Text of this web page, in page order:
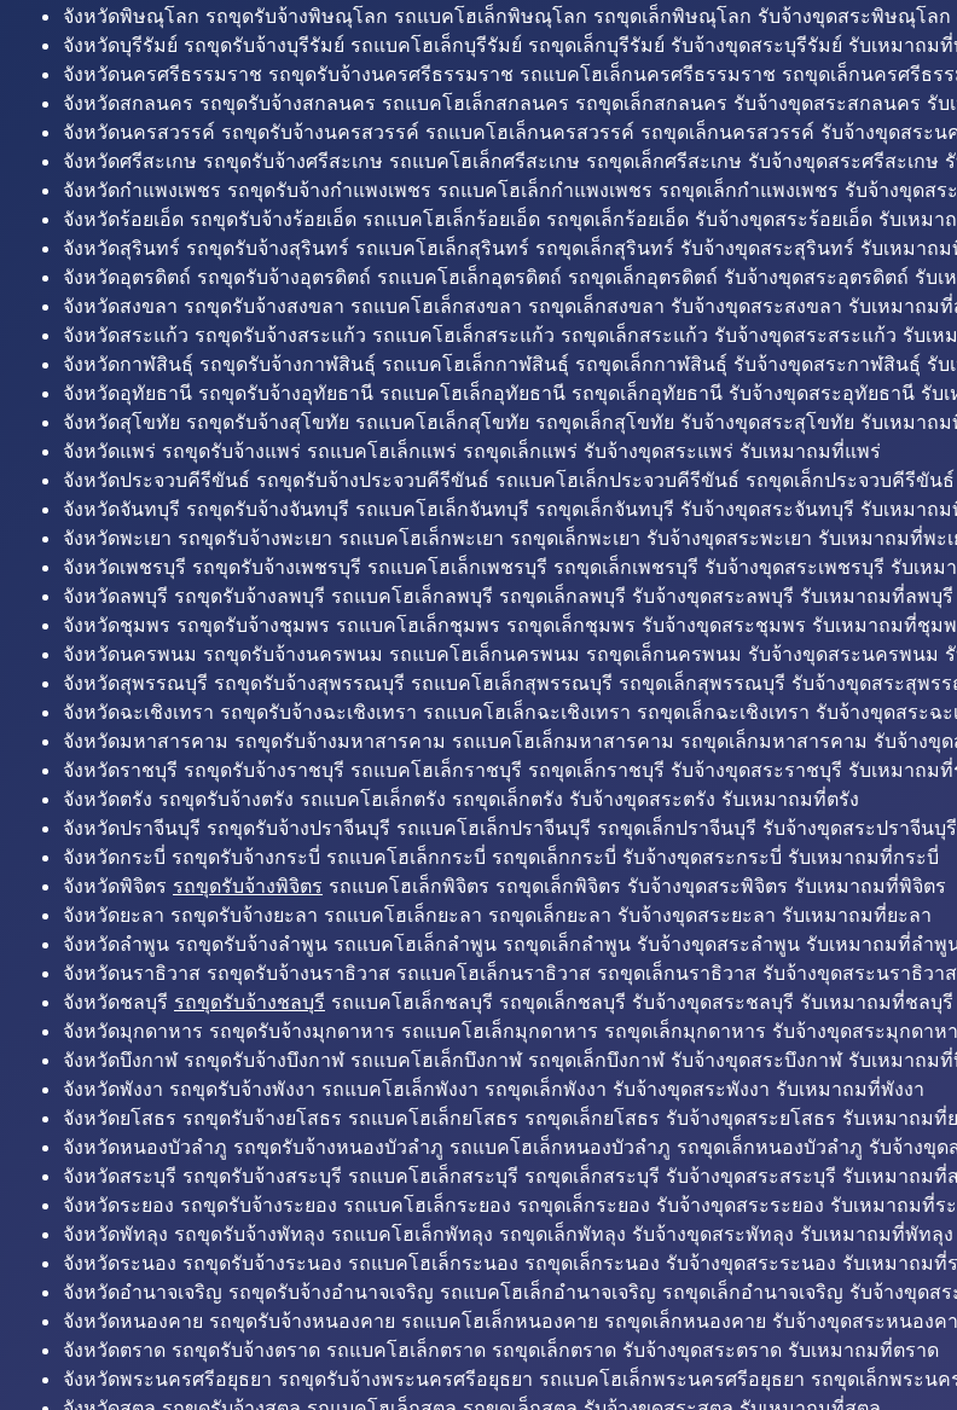
จังหวัดพิษณุโลก รถขุดรับจ้างพิษณุโลก รถแบคโฮเล็กพิษณุโลก รถขุดเล็กพิษณุโลก รับจ้างขุดสระพิษณุโล
จังหวัดบุรีรัมย์ รถขุดรับจ้างบุรีรัมย์ รถแบคโฮเล็กบุรีรัมย์ รถขุดเล็กบุรีรัมย์ รับจ้างขุดสระบุรีรัมย์ รับเหมาถม
จังหวัดนครศรีธรรมราช รถขุดรับจ้างนครศรีธรรมราช รถแบคโฮเล็กนครศรีธรรมราช รถขุดเล็กนครศรีธ
จังหวัดสกลนคร รถขุดรับจ้างสกลนคร รถแบคโฮเล็กสกลนคร รถขุดเล็กสกลนคร รับจ้างขุดสระสกลนคร รั
จังหวัดนครสวรรค์ รถขุดรับจ้างนครสวรรค์ รถแบคโฮเล็กนครสวรรค์ รถขุดเล็กนครสวรรค์ รับจ้างขุดสระ
จังหวัดศรีสะเกษ รถขุดรับจ้างศรีสะเกษ รถแบคโฮเล็กศรีสะเกษ รถขุดเล็กศรีสะเกษ รับจ้างขุดสระศรีสะเกษ
จังหวัดกำแพงเพชร รถขุดรับจ้างกำแพงเพชร รถแบคโฮเล็กกำแพงเพชร รถขุดเล็กกำแพงเพชร รับจ้างขุดส
จังหวัดร้อยเอ็ด รถขุดรับจ้างร้อยเอ็ด รถแบคโฮเล็กร้อยเอ็ด รถขุดเล็กร้อยเอ็ด รับจ้างขุดสระร้อยเอ็ด รับเหมา
จังหวัดสุรินทร์ รถขุดรับจ้างสุรินทร์ รถแบคโฮเล็กสุรินทร์ รถขุดเล็กสุรินทร์ รับจ้างขุดสระสุรินทร์ รับเหมาถ
จังหวัดอุตรดิตถ์ รถขุดรับจ้างอุตรดิตถ์ รถแบคโฮเล็กอุตรดิตถ์ รถขุดเล็กอุตรดิตถ์ รับจ้างขุดสระอุตรดิตถ์ รับ
จังหวัดสงขลา รถขุดรับจ้างสงขลา รถแบคโฮเล็กสงขลา รถขุดเล็กสงขลา รับจ้างขุดสระสงขลา รับเหมาถม
จังหวัดสระแก้ว รถขุดรับจ้างสระแก้ว รถแบคโฮเล็กสระแก้ว รถขุดเล็กสระแก้ว รับจ้างขุดสระสระแก้ว รับเห
จังหวัดกาฬสินธุ์ รถขุดรับจ้างกาฬสินธุ์ รถแบคโฮเล็กกาฬสินธุ์ รถขุดเล็กกาฬสินธุ์ รับจ้างขุดสระกาฬสินธุ์ รั
จังหวัดอุทัยธานี รถขุดรับจ้างอุทัยธานี รถแบคโฮเล็กอุทัยธานี รถขุดเล็กอุทัยธานี รับจ้างขุดสระอุทัยธานี รับ
จังหวัดสุโขทัย รถขุดรับจ้างสุโขทัย รถแบคโฮเล็กสุโขทัย รถขุดเล็กสุโขทัย รับจ้างขุดสระสุโขทัย รับเหมาถ
จังหวัดแพร่ รถขุดรับจ้างแพร่ รถแบคโฮเล็กแพร่ รถขุดเล็กแพร่ รับจ้างขุดสระแพร่ รับเหมาถมที่แพร่
จังหวัดประจวบคีรีขันธ์ รถขุดรับจ้างประจวบคีรีขันธ์ รถแบคโฮเล็กประจวบคีรีขันธ์ รถขุดเล็กประจวบคีรีขั
จังหวัดจันทบุรี รถขุดรับจ้างจันทบุรี รถแบคโฮเล็กจันทบุรี รถขุดเล็กจันทบุรี รับจ้างขุดสระจันทบุรี รับเหมาถ
จังหวัดพะเยา รถขุดรับจ้างพะเยา รถแบคโฮเล็กพะเยา รถขุดเล็กพะเยา รับจ้างขุดสระพะเยา รับเหมาถมที่พะเ
จังหวัดเพชรบุรี รถขุดรับจ้างเพชรบุรี รถแบคโฮเล็กเพชรบุรี รถขุดเล็กเพชรบุรี รับจ้างขุดสระเพชรบุรี รับเหม
จังหวัดลพบุรี รถขุดรับจ้างลพบุรี รถแบคโฮเล็กลพบุรี รถขุดเล็กลพบุรี รับจ้างขุดสระลพบุรี รับเหมาถมที่ลพบุรี
จังหวัดชุมพร รถขุดรับจ้างชุมพร รถแบคโฮเล็กชุมพร รถขุดเล็กชุมพร รับจ้างขุดสระชุมพร รับเหมาถมที่ชุม
จังหวัดนครพนม รถขุดรับจ้างนครพนม รถแบคโฮเล็กนครพนม รถขุดเล็กนครพนม รับจ้างขุดสระนครพนม
จังหวัดสุพรรณบุรี รถขุดรับจ้างสุพรรณบุรี รถแบคโฮเล็กสุพรรณบุรี รถขุดเล็กสุพรรณบุรี รับจ้างขุดสระสุพร
จังหวัดฉะเชิงเทรา รถขุดรับจ้างฉะเชิงเทรา รถแบคโฮเล็กฉะเชิงเทรา รถขุดเล็กฉะเชิงเทรา รับจ้างขุดสระฉ
จังหวัดมหาสารคาม รถขุดรับจ้างมหาสารคาม รถแบคโฮเล็กมหาสารคาม รถขุดเล็กมหาสารคาม รับจ้างขุ
จังหวัดราชบุรี รถขุดรับจ้างราชบุรี รถแบคโฮเล็กราชบุรี รถขุดเล็กราชบุรี รับจ้างขุดสระราชบุรี รับเหมาถม
จังหวัดตรัง รถขุดรับจ้างตรัง รถแบคโฮเล็กตรัง รถขุดเล็กตรัง รับจ้างขุดสระตรัง รับเหมาถมที่ตรัง
จังหวัดปราจีนบุรี รถขุดรับจ้างปราจีนบุรี รถแบคโฮเล็กปราจีนบุรี รถขุดเล็กปราจีนบุรี รับจ้างขุดสระปราจีนบุ
จังหวัดกระบี่ รถขุดรับจ้างกระบี่ รถแบคโฮเล็กกระบี่ รถขุดเล็กกระบี่ รับจ้างขุดสระกระบี่ รับเหมาถมที่กระบี่
จังหวัดพิจิตร รถขุดรับจ้างพิจิตร รถแบคโฮเล็กพิจิตร รถขุดเล็กพิจิตร รับจ้างขุดสระพิจิตร รับเหมาถมที่พิจิตร
จังหวัดยะลา รถขุดรับจ้างยะลา รถแบคโฮเล็กยะลา รถขุดเล็กยะลา รับจ้างขุดสระยะลา รับเหมาถมที่ยะลา
จังหวัดลำพูน รถขุดรับจ้างลำพูน รถแบคโฮเล็กลำพูน รถขุดเล็กลำพูน รับจ้างขุดสระลำพูน รับเหมาถมที่ลำพู
จังหวัดนราธิวาส รถขุดรับจ้างนราธิวาส รถแบคโฮเล็กนราธิวาส รถขุดเล็กนราธิวาส รับจ้างขุดสระนราธิวา
จังหวัดชลบุรี รถขุดรับจ้างชลบุรี รถแบคโฮเล็กชลบุรี รถขุดเล็กชลบุรี รับจ้างขุดสระชลบุรี รับเหมาถมที่ชลบุรี
จังหวัดมุกดาหาร รถขุดรับจ้างมุกดาหาร รถแบคโฮเล็กมุกดาหาร รถขุดเล็กมุกดาหาร รับจ้างขุดสระมุกดาห
จังหวัดบึงกาฬ รถขุดรับจ้างบึงกาฬ รถแบคโฮเล็กบึงกาฬ รถขุดเล็กบึงกาฬ รับจ้างขุดสระบึงกาฬ รับเหมาถม
จังหวัดพังงา รถขุดรับจ้างพังงา รถแบคโฮเล็กพังงา รถขุดเล็กพังงา รับจ้างขุดสระพังงา รับเหมาถมที่พังงา
จังหวัดยโสธร รถขุดรับจ้างยโสธร รถแบคโฮเล็กยโสธร รถขุดเล็กยโสธร รับจ้างขุดสระยโสธร รับเหมาถมที่
จังหวัดหนองบัวลำภู รถขุดรับจ้างหนองบัวลำภู รถแบคโฮเล็กหนองบัวลำภู รถขุดเล็กหนองบัวลำภู รับจ้างขุ
จังหวัดสระบุรี รถขุดรับจ้างสระบุรี รถแบคโฮเล็กสระบุรี รถขุดเล็กสระบุรี รับจ้างขุดสระสระบุรี รับเหมาถมที่
จังหวัดระยอง รถขุดรับจ้างระยอง รถแบคโฮเล็กระยอง รถขุดเล็กระยอง รับจ้างขุดสระระยอง รับเหมาถมที่ร
จังหวัดพัทลุง รถขุดรับจ้างพัทลุง รถแบคโฮเล็กพัทลุง รถขุดเล็กพัทลุง รับจ้างขุดสระพัทลุง รับเหมาถมที่พัทลุง
จังหวัดระนอง รถขุดรับจ้างระนอง รถแบคโฮเล็กระนอง รถขุดเล็กระนอง รับจ้างขุดสระระนอง รับเหมาถมที่
จังหวัดอำนาจเจริญ รถขุดรับจ้างอำนาจเจริญ รถแบคโฮเล็กอำนาจเจริญ รถขุดเล็กอำนาจเจริญ รับจ้างขุดส
จังหวัดหนองคาย รถขุดรับจ้างหนองคาย รถแบคโฮเล็กหนองคาย รถขุดเล็กหนองคาย รับจ้างขุดสระหนองค
จังหวัดตราด รถขุดรับจ้างตราด รถแบคโฮเล็กตราด รถขุดเล็กตราด รับจ้างขุดสระตราด รับเหมาถมที่ตราด
จังหวัดพระนครศรีอยุธยา รถขุดรับจ้างพระนครศรีอยุธยา รถแบคโฮเล็กพระนครศรีอยุธยา รถขุดเล็กพระ